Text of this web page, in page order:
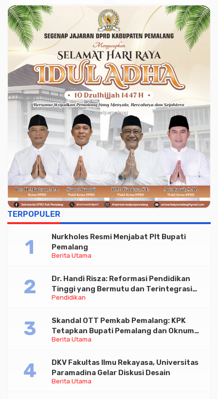
TERPOPULER
Berita Utama
Nurkholes Resmi Menjabat Plt Bupati
Pemalang
Pendidikan
Dr. Handi Risza: Reformasi Pendidikan
Tinggi yang Bermutu dan Terintegrasi
Menuju Indonesia Emas 2045
Berita Utama
Skandal OTT Pemkab Pemalang: KPK
Tetapkan Bupati Pemalang dan Oknum
Staf Internal Sebagai Tersangka
Berita Utama
DKV Fakultas Ilmu Rekayasa, Universitas
Paramadina Gelar Diskusi Desain